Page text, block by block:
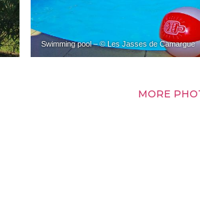
Swimming pool – © Les Jasses de Camargue
MORE